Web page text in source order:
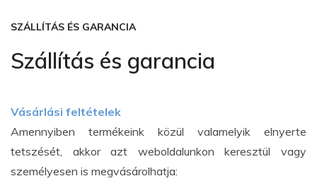
SZÁLLÍTÁS ÉS GARANCIA
Szállítás és garancia
Vásárlási feltételek
Amennyiben termékeink közül valamelyik elnyerte
tetszését, akkor azt weboldalunkon keresztül vagy
személyesen is megvásárolhatja: